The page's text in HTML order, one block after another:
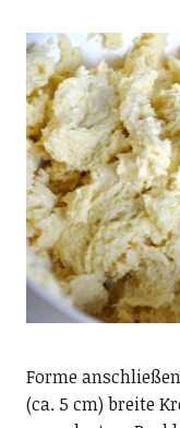
Forme
(ca. 5 cm) breite